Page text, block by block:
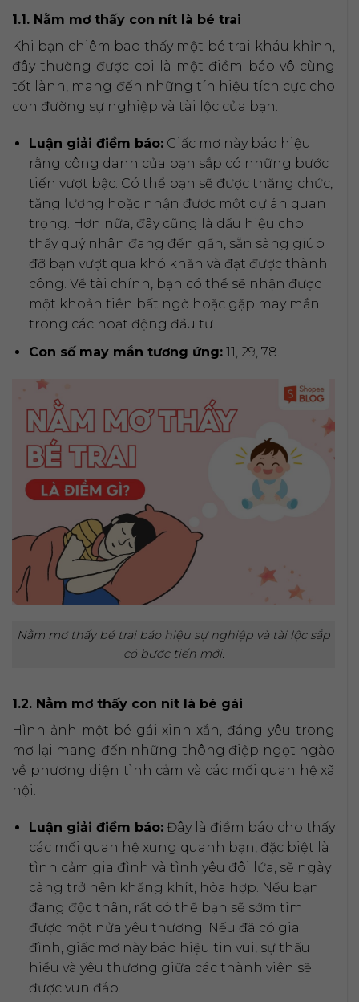
1.1. Nằm mơ thấy con nít là bé trai
Khi bạn chiêm bao thấy một bé trai kháu khỉnh,
đây thường được coi là một điềm báo vô cùng
tốt lành, mang đến những tín hiệu tích cực cho
con đường sự nghiệp và tài lộc của bạn.
Luận giải điềm báo:Giấc mơ này báo hiệu
rằng công danh của bạn sắp có những bước
tiến vượt bậc. Có thể bạn sẽ được thăng chức,
tăng lương hoặc nhận được một dự án quan
trọng. Hơn nữa, đây cũng là dấu hiệu cho
thấy quý nhân đang đến gần, sẵn sàng giúp
đỡ bạn vượt qua khó khăn và đạt được thành
công. Về tài chính, bạn có thể sẽ nhận được
một khoản tiền bất ngờ hoặc gặp may mắn
trong các hoạt động đầu tư.
Con số may mắn tương ứng:11, 29, 78.
Nằm mơ thấy bé trai báo hiệu sự nghiệp và tài lộc sắp
có bước tiến mới.
1.2. Nằm mơ thấy con nít là bé gái
Hình ảnh một bé gái xinh xắn, đáng yêu trong
mơ lại mang đến những thông điệp ngọt ngào
về phương diện tình cảm và các mối quan hệ xã
hội.
Luận giải điềm báo:Đây là điềm báo cho thấy
các mối quan hệ xung quanh bạn, đặc biệt là
tình cảm gia đình và tình yêu đôi lứa, sẽ ngày
càng trở nên khăng khít, hòa hợp. Nếu bạn
đang độc thân, rất có thể bạn sẽ sớm tìm
được một nửa yêu thương. Nếu đã có gia
đình, giấc mơ này báo hiệu tin vui, sự thấu
hiểu và yêu thương giữa các thành viên sẽ
được vun đắp.